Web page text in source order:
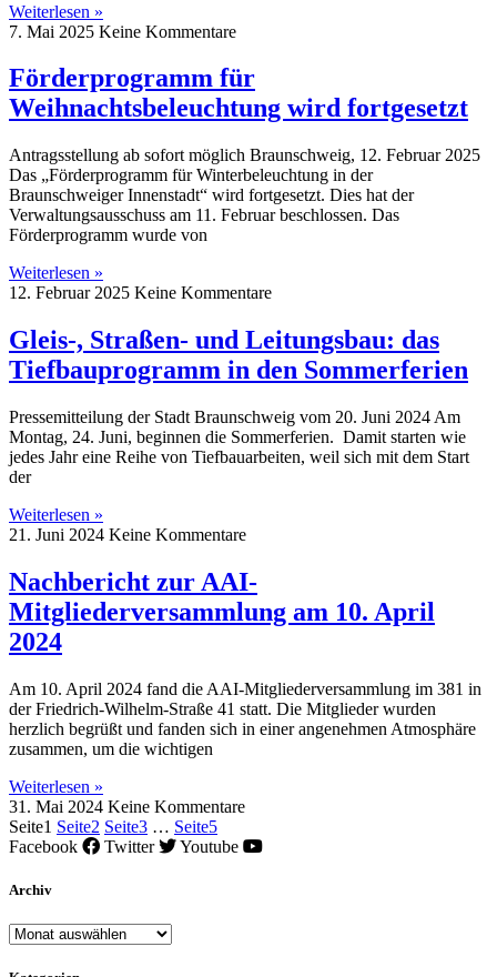
Weiterlesen »
7. Mai 2025 Keine Kommentare
Förderprogramm für
Weihnachtsbeleuchtung wird fortgesetzt
Antragsstellung ab sofort möglich Braunschweig, 12. Februar 2025
Das „Förderprogramm für Winterbeleuchtung in der
Braunschweiger Innenstadt“ wird fortgesetzt. Dies hat der
Verwaltungsausschuss am 11. Februar beschlossen. Das
Förderprogramm wurde von
Weiterlesen »
12. Februar 2025 Keine Kommentare
Gleis-, Straßen- und Leitungsbau: das
Tiefbauprogramm in den Sommerferien
Pressemitteilung der Stadt Braunschweig vom 20. Juni 2024 Am
Montag, 24. Juni, beginnen die Sommerferien. Damit starten wie
jedes Jahr eine Reihe von Tiefbauarbeiten, weil sich mit dem Start
der
Weiterlesen »
21. Juni 2024 Keine Kommentare
Nachbericht zur AAI-
Mitgliederversammlung am 10. April
2024
Am 10. April 2024 fand die AAI-Mitgliederversammlung im 381 in
der Friedrich-Wilhelm-Straße 41 statt. Die Mitglieder wurden
herzlich begrüßt und fanden sich in einer angenehmen Atmosphäre
zusammen, um die wichtigen
Weiterlesen »
31. Mai 2024 Keine Kommentare
Seite1 Seite2 Seite3 … Seite5
Facebook
Twitter Youtube
Archiv
Archiv